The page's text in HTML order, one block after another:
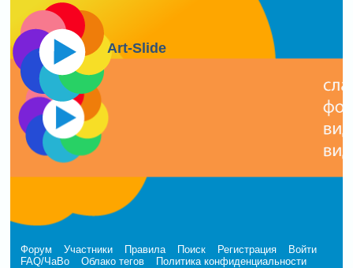
Art-Slide
Форум Участники Правила Поиск Регистрация
Войти
FAQ/ЧаВо
Облако тегов Политика конфиденциальности